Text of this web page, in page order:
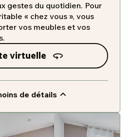
gestes du quotidien. Pour
« chez vous », vous
vos meubles et vos
virtuelle
de détails